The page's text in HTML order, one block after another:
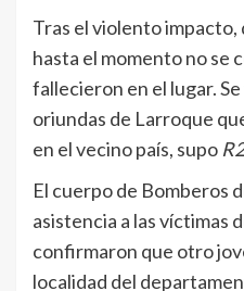
Tras el violento impacto,
hasta el momento no se
fallecieron en el lugar.
oriundas de Larroque
en el vecino país, supo
El cuerpo de Bomberos
asistencia a las víctimas
confirmaron que otro
localidad del